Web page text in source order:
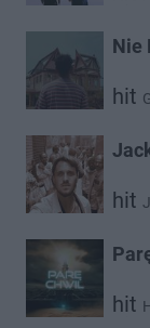
Nie
hit
hit
hit